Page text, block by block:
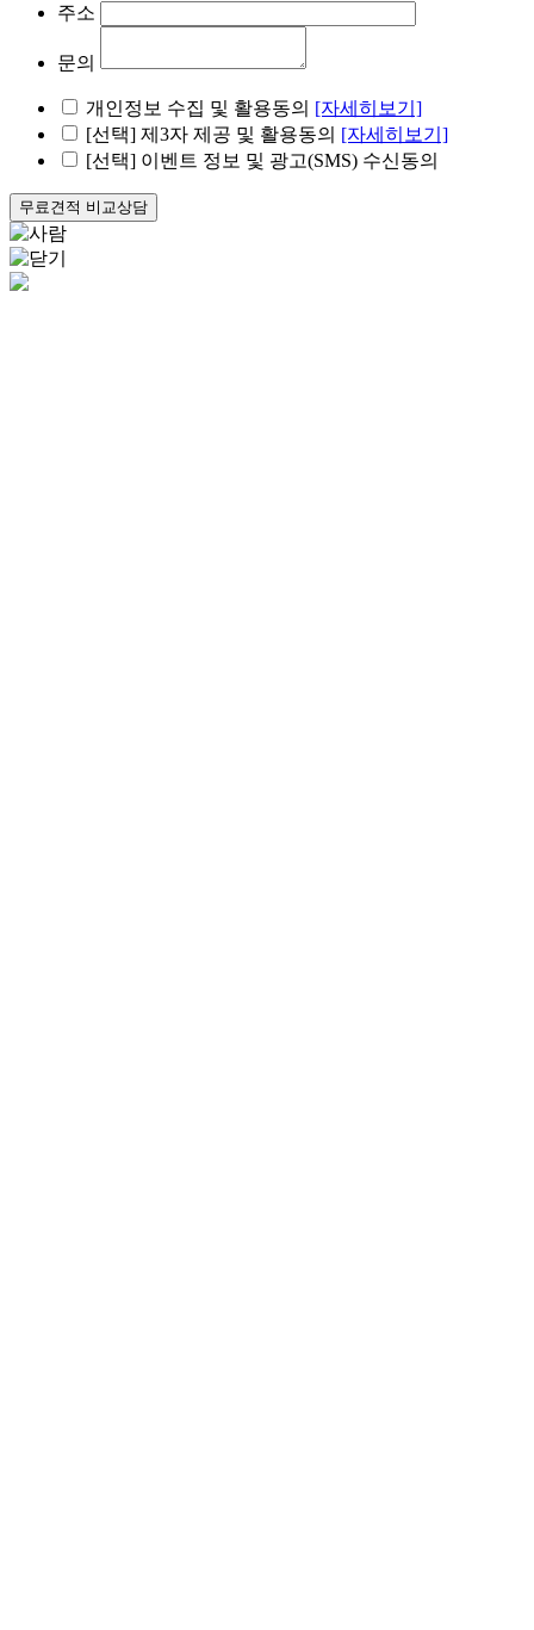
Click
무료견적 상담 바로가기
주소
문의
개인정보 수집 및 활용동의 [자세히보기]
[선택] 제3자 제공 및 활용동의 [자세히보기]
[선택] 이벤트 정보 및 광고(SMS) 수신동의
무료견적 비교상담